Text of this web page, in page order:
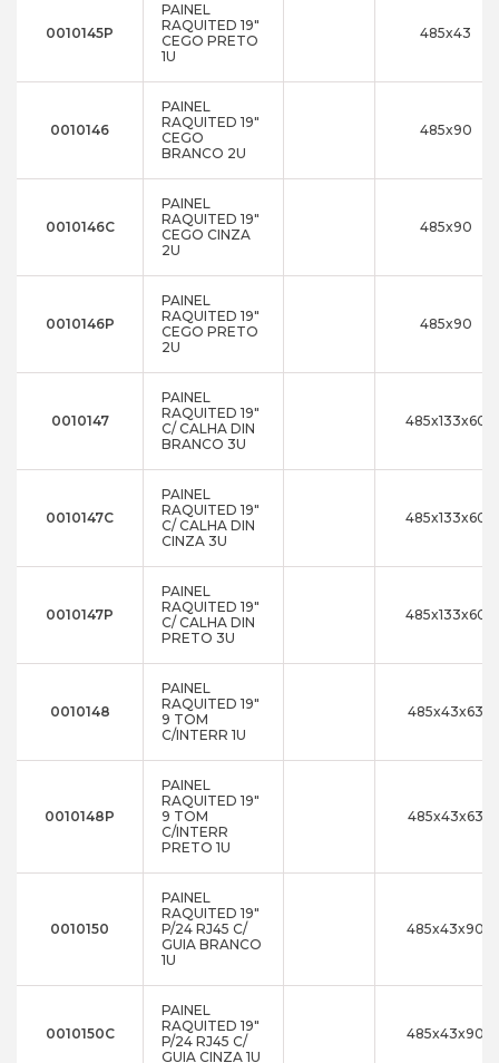
0010145P
PAINEL
RAQUITED 19"
CEGO PRETO
1U
485x43
0010146
PAINEL
RAQUITED 19"
CEGO
BRANCO 2U
485x90
0010146C
PAINEL
RAQUITED 19"
CEGO CINZA
2U
485x90
0010146P
PAINEL
RAQUITED 19"
CEGO PRETO
2U
485x90
0010147
PAINEL
RAQUITED 19"
C/ CALHA DIN
BRANCO 3U
485x133x60
0010147C
PAINEL
RAQUITED 19"
C/ CALHA DIN
CINZA 3U
485x133x60
0010147P
PAINEL
RAQUITED 19"
C/ CALHA DIN
PRETO 3U
485x133x60
0010148
PAINEL
RAQUITED 19"
9 TOM
C/INTERR 1U
485x43x63
0010148P
PAINEL
RAQUITED 19"
9 TOM
C/INTERR
PRETO 1U
485x43x63
0010150
PAINEL
RAQUITED 19"
P/24 RJ45 C/
GUIA BRANCO
1U
485x43x90
0010150C
PAINEL
RAQUITED 19"
P/24 RJ45 C/
GUIA CINZA 1U
485x43x90